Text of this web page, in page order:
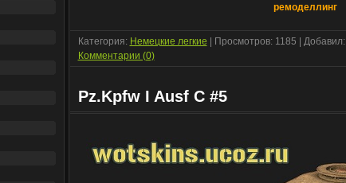
ремоделлинг
Категория: Немецкие легкие | Просмотров: 1185 | Добавил:
Комментарии (0)
Pz.Kpfw I Ausf C #5